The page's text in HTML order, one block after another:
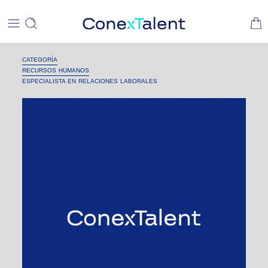
CATEGORÍA
RECURSOS HUMANOS
ESPECIALISTA EN RELACIONES LABORALES